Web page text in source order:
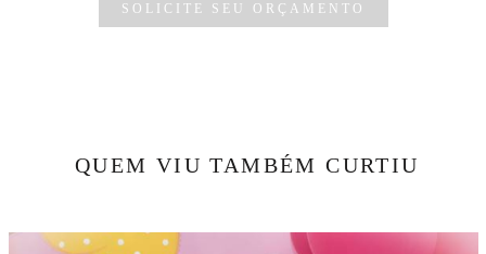
SOLICITE SEU ORÇAMENTO
QUEM VIU TAMBÉM CURTIU